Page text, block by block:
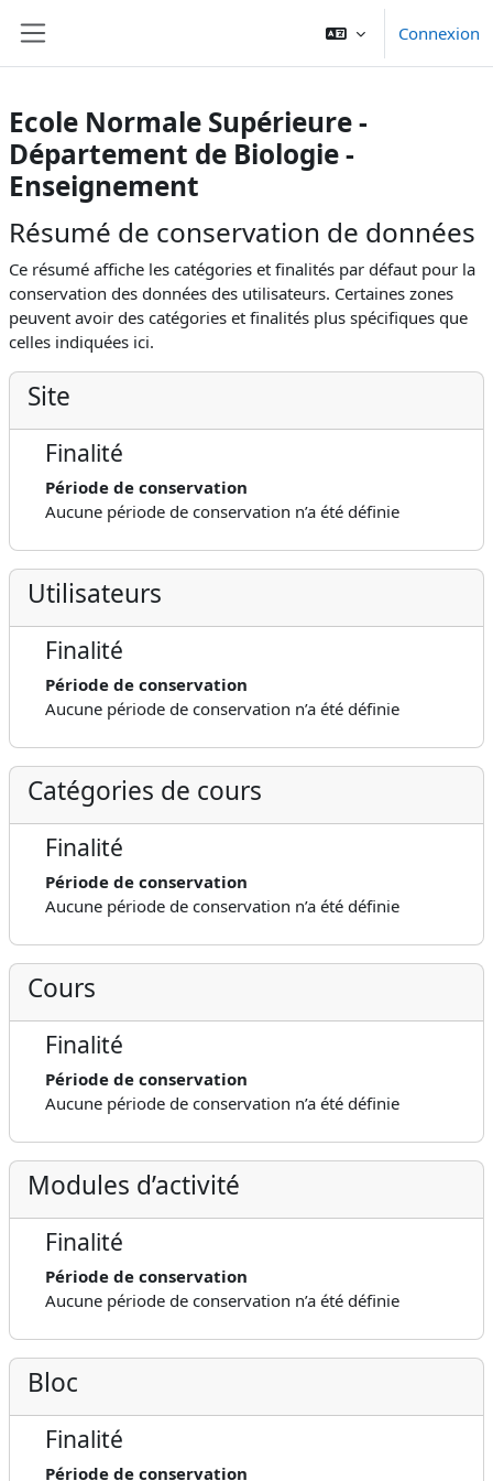
Connexion
Ecole Normale Supérieure -
Département de Biologie -
Enseignement
Résumé de conservation de données
Ce résumé affiche les catégories et finalités par défaut pour la
conservation des données des utilisateurs. Certaines zones
peuvent avoir des catégories et finalités plus spécifiques que
celles indiquées ici.
Site
Finalité
Période de conservation
Aucune période de conservation n’a été définie
Utilisateurs
Finalité
Période de conservation
Aucune période de conservation n’a été définie
Catégories de cours
Finalité
Période de conservation
Aucune période de conservation n’a été définie
Cours
Finalité
Période de conservation
Aucune période de conservation n’a été définie
Modules d’activité
Finalité
Période de conservation
Aucune période de conservation n’a été définie
Bloc
Finalité
Période de conservation